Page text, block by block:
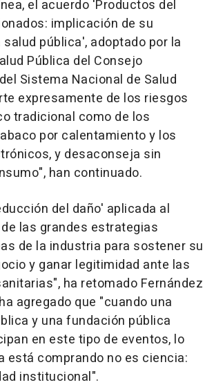
el acuerdo 'Productos del
implicación de su
pública', adoptado por la
Pública del Consejo
Sistema Nacional de Salud
expresamente de los riesgos
tradicional como de los
por calentamiento y los
y desaconseja sin
han continuado.
del daño' aplicada al
las grandes estrategias
de la industria para sostener su
y ganar legitimidad ante las
ha retomado Fernández
agregado que "cuando una
y una fundación pública
en este tipo de eventos, lo
está comprando no es ciencia:
institucional".